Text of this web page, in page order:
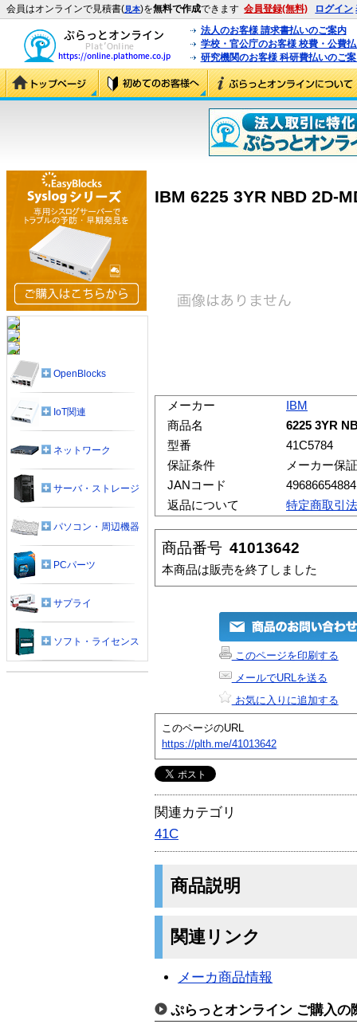
会員はオンラインで見積書(見本)を無料で作成できます 会員登録(無料) ログイン
法人のお客様 請求書払いのご案内
学校・官公庁のお客様 校費・公費
研究機関のお客様 科研費払いのご
IBM 6225 3YR NBD 2D-
メーカー
IBM
商品名
6225 3YR
型番
41C5784
保証条件
メーカー保証
JANコード
返品について
特定商取引
商品番号 41013642
本商品は販売を終了しました
このページを印刷する
メールでURLを送る
お気に入りに追加する
このページのURL
https://plth.me/41013642
関連カテゴリ
41C
商品説明
関連リンク
メーカ商品情報
ぷらっとオンライン ご購入の
OpenBlocks
IoT関連
ネットワーク
サーバ・ストレージ
パソコン・周辺機器
PCパーツ
サプライ
ソフト・ライセンス